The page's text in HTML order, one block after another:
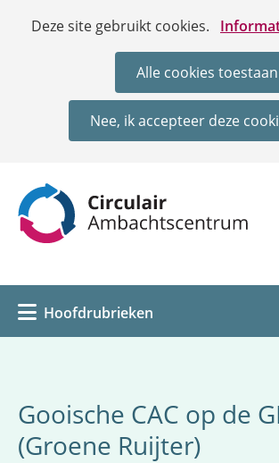
Cookies
Deze site gebruikt cookies.
Hier
deze
website
worden
of
geweigerd.
Alle cookies toestaan
Nee, ik accepteer deze
Ga
de
inhoud
Hoofdrubrieken
Gooische CAC op de
(Groene Ruijter)